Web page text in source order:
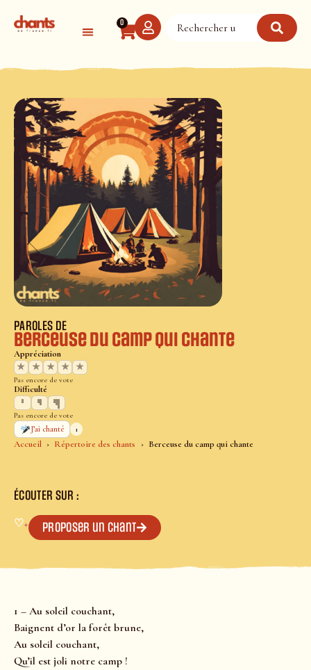
0
Accueil Répertoire des chants Berceuse du camp qui chante
PAROLES DE
Berceuse du camp qui chante
Appréciation
★
★ ★ ★ ★
Pas encore de vote
Difficulté
Pas encore de vote
J’ai chanté
1
ÉCOUTER SUR :
♡+ Proposer un chant
1 – Au soleil couchant,
Baignent d’or la forêt brune,
Au soleil couchant,
Qu’il est joli notre camp !